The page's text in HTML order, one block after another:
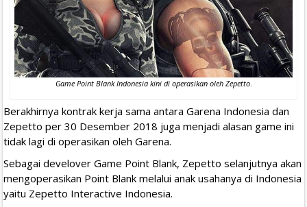
Game Point Blank Indonesia kini di operasikan oleh Zepetto.
Berakhirnya kontrak kerja sama antara Garena Indonesia dan
Zepetto per 30 Desember 2018 juga menjadi alasan game ini
tidak lagi di operasikan oleh Garena.
Sebagai develover Game Point Blank, Zepetto selanjutnya akan
mengoperasikan Point Blank melalui anak usahanya di Indonesia
yaitu Zepetto Interactive Indonesia.